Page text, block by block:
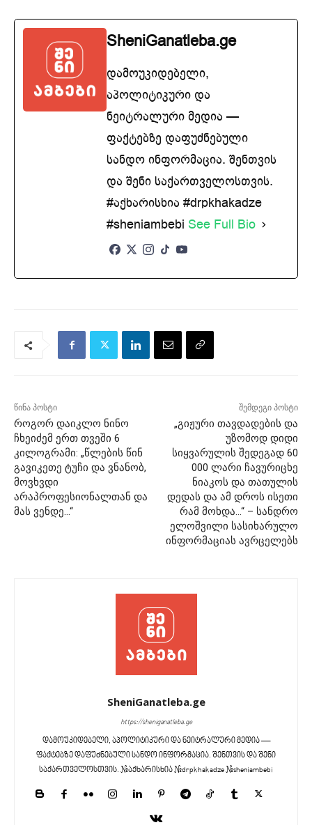
SheniGanatleba.ge
დამოუკიდებელი,
აპოლიტიკური და
ნეიტრალური მედია —
ფაქტებზე დაფუძნებული
სანდო ინფორმაცია. შენთვის
და შენი საქართველოსთვის.
#აქხარისხია #drpkhakadze
#sheniambebi See Full Bio
წინა პოსტი
როგორ დაიკლო ნინო
ჩხეიძემ ერთ თვეში 6
კილოგრამი: „წლების წინ
გავიკეთე ტუჩი და ვნანობ,
მოვხვდი
არაპროფესიონალთან და
მას ვენდე…“
შემდეგი პოსტი
„გიჟური თავდადების და
უზომოდ დიდი
სიყვარულის შედეგად 60
000 ლარი ჩავურიცხე
ნიაკოს და თათულის
დედას და ამ დროს ისეთი
რამ მოხდა…“ – სანდრო
ელოშვილი სასიხარულო
ინფორმაციას ავრცელებს
SheniGanatleba.ge
https://sheniganatleba.ge
დამოუკიდებელი, აპოლიტიკური და ნეიტრალური მედია —
ფაქტებზე დაფუძნებული სანდო ინფორმაცია. შენთვის და შენი
საქართველოსთვის. #აქხარისხია #drpkhakadze #sheniambebi